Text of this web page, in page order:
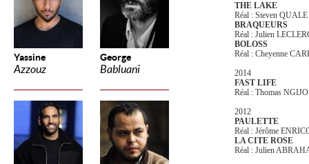
Yassine
Azzouz
George
Babluani
THE LAKE
Réal : Steven QUALE
BRAQUEURS
Réal : Julien
BOLOSS
Réal : Cheyenne
2014
FAST LIFE
Réal : Thomas
2012
PAULETTE
Réal : Jérôme
LA CITE ROSE
Réal : Julien